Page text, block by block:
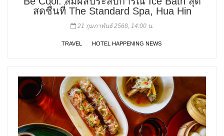
สดชื่นที่ The Standard Spa, Hua Hin
21 กุมภาพันธ์ 2568, 14:00 น.
TRAVEL HOTEL HAPPENING NEWS